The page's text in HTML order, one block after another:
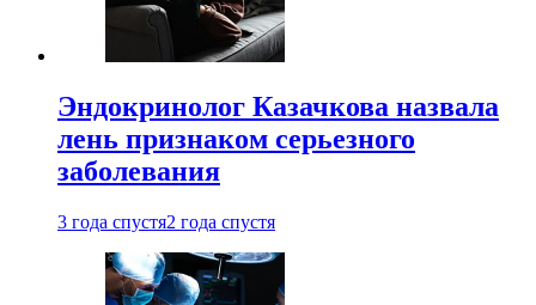
Эндокринолог Казачкова назвала
лень признаком серьезного
заболевания
3 года спустя2 года спустя